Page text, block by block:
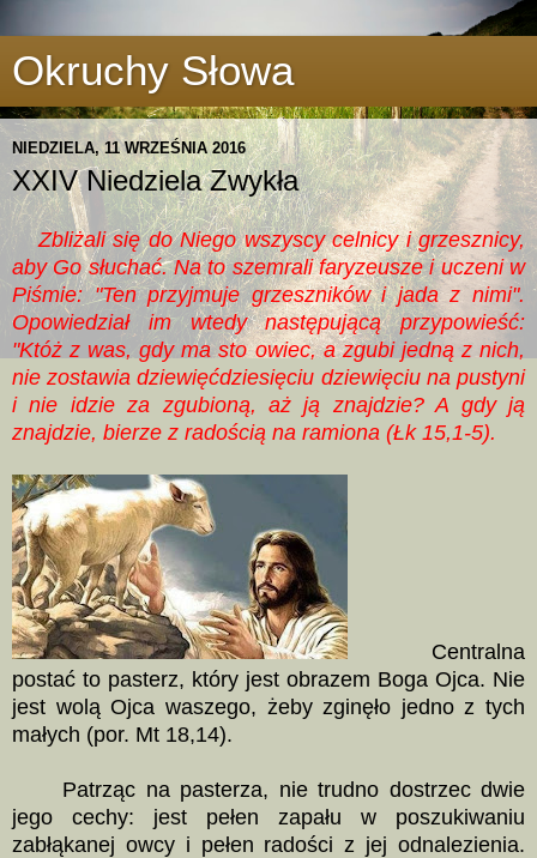
Okruchy Słowa
NIEDZIELA, 11 WRZEŚNIA 2016
XXIV Niedziela Zwykła
Zbliżali się do Niego wszyscy celnicy i grzesznicy,
aby Go słuchać. Na to szemrali faryzeusze i uczeni w
Piśmie: "Ten przyjmuje grzeszników i jada z nimi".
Opowiedział im wtedy następującą przypowieść:
"Któż z was, gdy ma sto owiec, a zgubi jedną z nich,
nie zostawia dziewięćdziesięciu dziewięciu na pustyni
i nie idzie za zgubioną, aż ją znajdzie? A gdy ją
znajdzie, bierze z radością na ramiona (Łk 15,1-5).
Centralna
postać to pasterz, który jest obrazem Boga Ojca. Nie
jest wolą Ojca waszego, żeby zginęło jedno z tych
małych (por. Mt 18,14).
Patrząc na pasterza, nie trudno dostrzec dwie
jego cechy: jest pełen zapału w poszukiwaniu
zabłąkanej owcy i pełen radości z jej odnalezienia.